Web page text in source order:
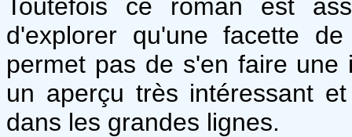
Toutefois ce roman est
d'explorer qu'une facette
permet pas de s'en faire une
un aperçu très intéressant
dans les grandes lignes.